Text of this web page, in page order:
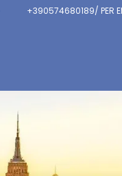
+390574680189/ PER